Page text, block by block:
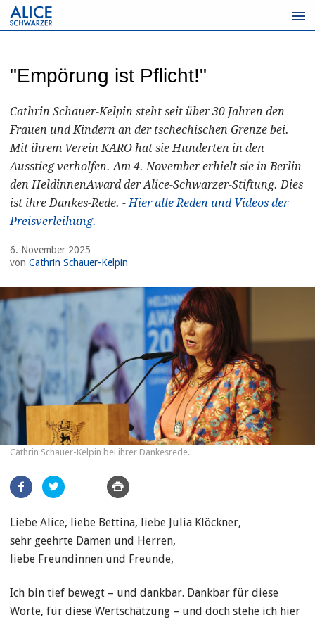
Zum
Inhalt
"Empörung ist Pflicht!"
Cathrin Schauer-Kelpin steht seit über 30 Jahren den
Frauen und Kindern an der tschechischen Grenze bei.
Mit ihrem Verein KARO hat sie Hunderten in den
Ausstieg verholfen. Am 4. November erhielt sie in Berlin
den HeldinnenAward der Alice-Schwarzer-Stiftung. Dies
ist ihre Dankes-Rede. -Hier alle Reden und Videos der
Preisverleihung.
6. November 2025
von Cathrin Schauer-Kelpin
Cathrin Schauer-Kelpin bei ihrer Dankesrede.
Artikel
teilen
Liebe Alice, liebe Bettina, liebe Julia Klöckner,
sehr geehrte Damen und Herren,
liebe Freundinnen und Freunde,
Ich bin tief bewegt – und dankbar. Dankbar für diese
Worte, für diese Wertschätzung – und doch stehe ich hier